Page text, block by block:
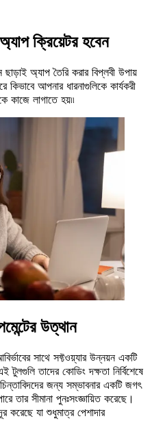
ক্রিয়েটর হবেন
অ্যাপ তৈরি করার বিপ্লবী উপায়
আপনার ধারনাগুলিকে কার্যকরী
কাজে লাগাতে হয়৷৷
উত্থান
সাথে সফ্টওয়্যার উন্নয়ন একটি
টুলগুলি তাদের কোডিং দক্ষতা নির্বিশেষে
জন্য সম্ভাবনার একটি জগৎ
তার সীমানা পুনঃসংজ্ঞায়িত করেছে।
যা শুধুমাত্র পেশাদার